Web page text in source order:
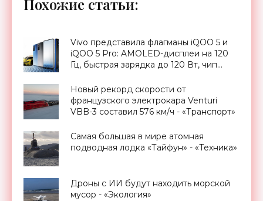
Похожие статьи:
Vivo представила флагманы iQOO 5 и
iQOO 5 Pro: AMOLED-дисплеи на 120
Гц, быстрая зарядка до 120 Вт, чип
«Смартфоны»
Новый рекорд скорости от
французского электрокара Venturi
VBB-3 составил 576 км/ч - «Транспорт»
Самая большая в мире атомная
подводная лодка «Тайфун» - «Техника»
Дроны с ИИ будут находить морской
мусор - «Экология»